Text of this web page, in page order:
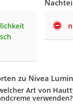
zu Nivea
Art von
verwenden?